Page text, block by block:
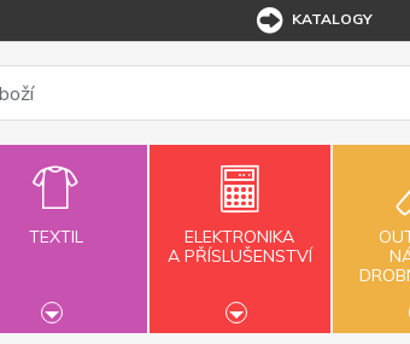
KATALOGY
TEXTIL
ELEKTRONIKA
A PŘÍSLUŠENSTVÍ